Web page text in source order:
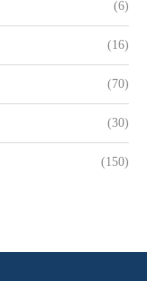
(6)
(16)
(70)
(30)
(150)